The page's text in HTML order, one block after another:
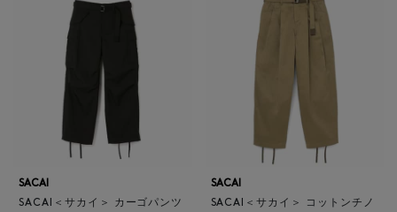
SACAI
SACAI＜サカイ＞ カーゴパンツ
SACAI
SACAI＜サカイ＞ コットンチノ